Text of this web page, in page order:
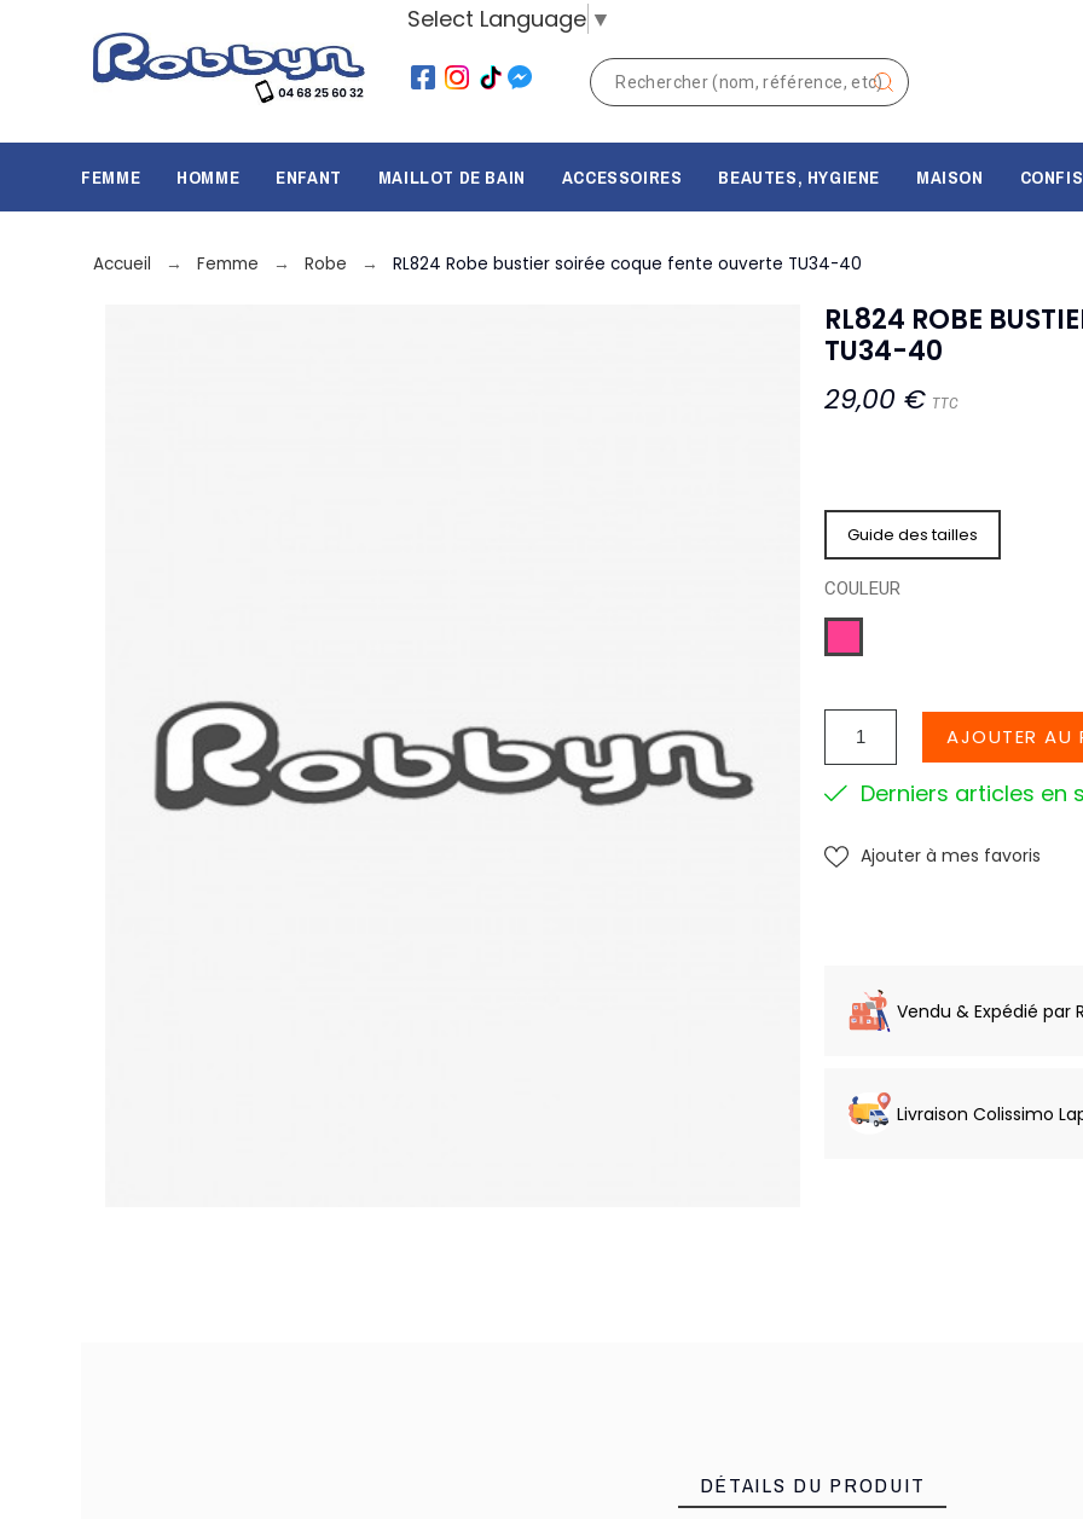
Select Language ▼
FEMME HOMME ENFANT MAILLOT DE BAIN ACCESSOIRES BEAUTES, HYGIENE MAISON
Accueil Femme Robe RL824 Robe bustier soirée coque fente ouverte TU34-40
RL824 ROBE
TU34-40
29,00 € TTC
Guide des tailles
COULEUR
AJOUTER AU
Derniers articles en
Ajouter à mes favoris
Vendu & Expédié par
Livraison Colissimo
DÉTAILS DU PRODUIT